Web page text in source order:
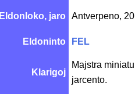
Eldonloko, jaro Antverpeno,
Eldoninto FEL
Klarigoj
Majstra
jarcento.